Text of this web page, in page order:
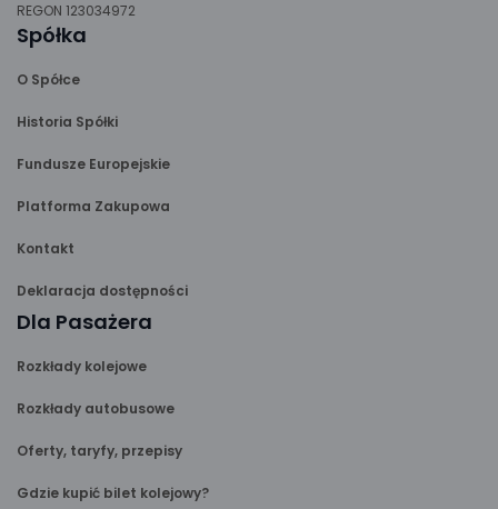
REGON 123034972
Spółka
O Spółce
Historia Spółki
Fundusze Europejskie
Platforma Zakupowa
Kontakt
Deklaracja dostępności
Dla Pasażera
Rozkłady kolejowe
Rozkłady autobusowe
Oferty, taryfy, przepisy
Gdzie kupić bilet kolejowy?